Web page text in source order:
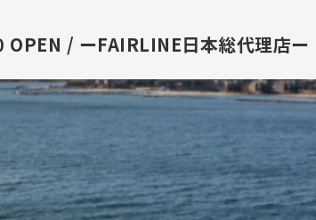
OPEN / ーFAIRLINE日本総代理店ー